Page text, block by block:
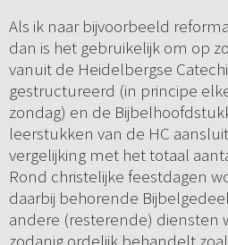
Als ik naar bijvoorbeeld
dan is het gebruikelijk om op
vanuit de Heidelbergse
gestructureerd (in principe
zondag) en de
leerstukken van de HC
vergelijking met het totaal
Rond christelijke feestdagen
daarbij behorende
andere (resterende) diensten